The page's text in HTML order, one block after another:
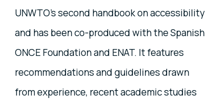
UNWTO's second handbook on accessibility
and has been co-produced with the Spanish
ONCE Foundation and ENAT. It features
recommendations and guidelines drawn
from experience, recent academic studies